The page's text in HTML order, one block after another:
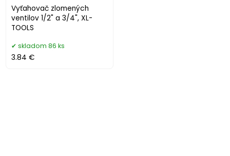
Vyťahovač zlomených
ventilov 1/2" a 3/4", XL-
TOOLS
skladom 86 ks
3.84 €